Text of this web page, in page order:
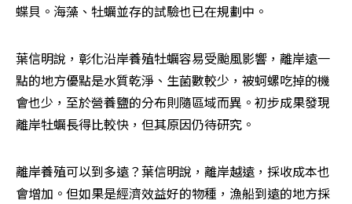
蝶貝。海藻、牡蠣並存的試驗也已在規劃中。
葉信明說，彰化沿岸養殖牡蠣容易受颱風影響，離岸遠一
點的地方優點是水質乾淨、生菌數較少，被蚵螺吃掉的機
會也少，至於營養鹽的分布則隨區域而異。初步成果發現
離岸牡蠣長得比較快，但其原因仍待研究。
離岸養殖可以到多遠？葉信明說，離岸越遠，採收成本也
會增加。但如果是經濟效益好的物種，漁船到遠的地方採